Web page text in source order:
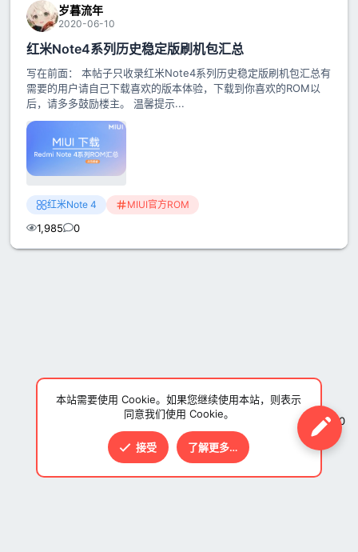
岁暮流年
2020-06-10
红米Note4系列历史稳定版刷机包汇总
写在前面： 本帖子只收录红米Note4系列历史稳定版刷机包汇总有
需要的用户请自己下载喜欢的版本体验，下载到你喜欢的ROM以
后，请多多鼓励楼主。 温馨提示...
红米Note 4 MIUI官方ROM
1,985 0
V5.0
本站需要使用 Cookie。如果您继续使用本站，则表示
同意我们使用 Cookie。
接受 了解更多…